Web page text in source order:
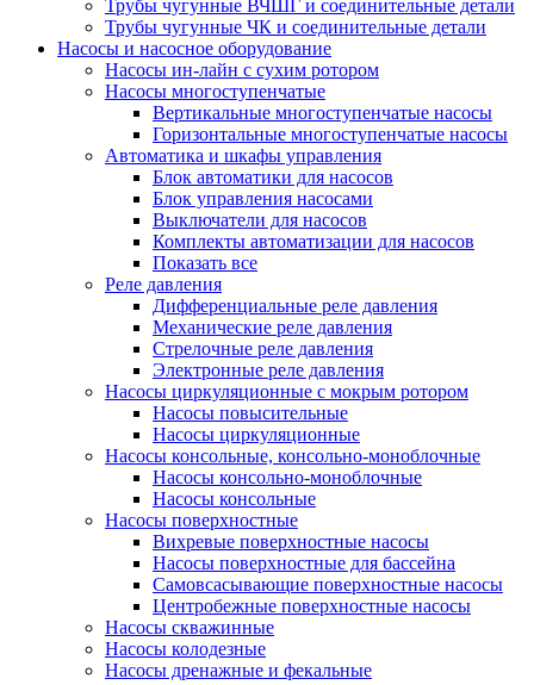
Трубы чугунные ВЧШГ и соединительные детали
Трубы чугунные ЧК и соединительные детали
Насосы и насосное оборудование
Насосы ин-лайн с сухим ротором
Насосы многоступенчатые
Вертикальные многоступенчатые насосы
Горизонтальные многоступенчатые насосы
Автоматика и шкафы управления
Блок автоматики для насосов
Блок управления насосами
Выключатели для насосов
Комплекты автоматизации для насосов
Показать все
Реле давления
Дифференциальные реле давления
Механические реле давления
Стрелочные реле давления
Электронные реле давления
Насосы циркуляционные с мокрым ротором
Насосы повысительные
Насосы циркуляционные
Насосы консольные, консольно-моноблочные
Насосы консольно-моноблочные
Насосы консольные
Насосы поверхностные
Вихревые поверхностные насосы
Насосы поверхностные для бассейна
Самовсасывающие поверхностные насосы
Центробежные поверхностные насосы
Насосы скважинные
Насосы колодезные
Насосы дренажные и фекальные